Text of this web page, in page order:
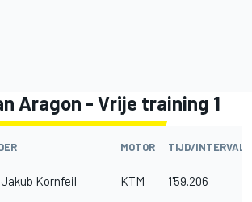
Aragon - Vrije training 1
MOTOR TIJD/INTERVAL
Jakub Kornfeil KTM 1'59.206